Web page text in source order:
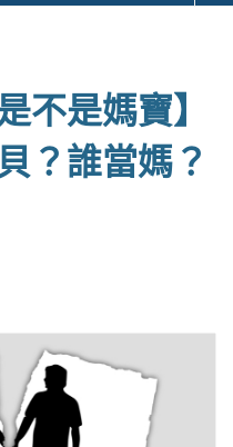
不是媽寶】
？誰當媽？